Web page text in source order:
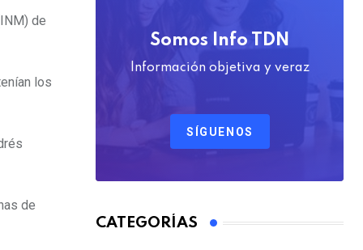
de
los
de
Somos Info TDN
Información objetiva y veraz
SÍGUENOS
CATEGORÍAS